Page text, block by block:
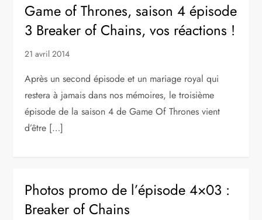
Game of Thrones, saison 4 épisode
3 Breaker of Chains, vos réactions !
21 avril 2014
Après un second épisode et un mariage royal qui
restera à jamais dans nos mémoires, le troisième
épisode de la saison 4 de Game Of Thrones vient
d’être […]
Photos promo de l’épisode 4×03 :
Breaker of Chains